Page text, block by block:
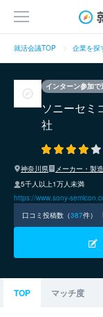
就活会議TOP 企業を探
インターン参加で
ソニーセミ
社
神奈川県
メーカー・製
5千人以上1万人未満
https://www.sony-
口コミ投稿数（387件）
TOP マッチ度